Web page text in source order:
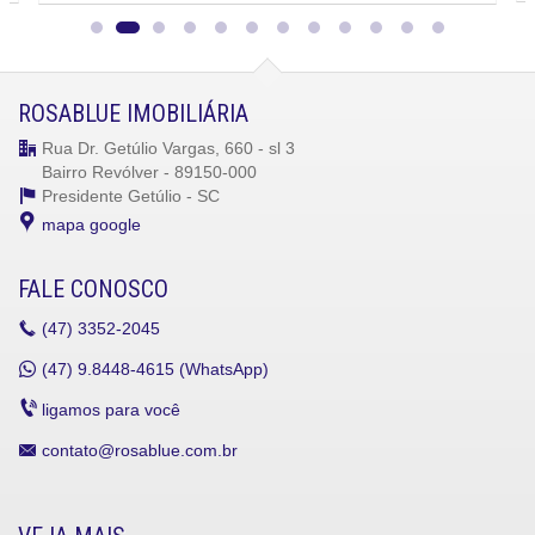
Sacada Integrada
Piscina
Portão Eletrônico
Playground
Piscina Infantil
Elevador
ROSABLUE IMOBILIÁRIA
Rua Dr. Getúlio Vargas, 660 - sl 3
Bairro Revólver - 89150-000
Presidente Getúlio - SC
mapa google
FALE CONOSCO
(47) 3352-2045
(47) 9.8448-4615 (WhatsApp)
ligamos para você
contato@rosablue.com.br